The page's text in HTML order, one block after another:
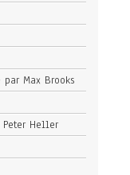
Max Brooks
Heller